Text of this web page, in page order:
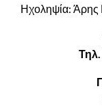
Ηχοληψία: